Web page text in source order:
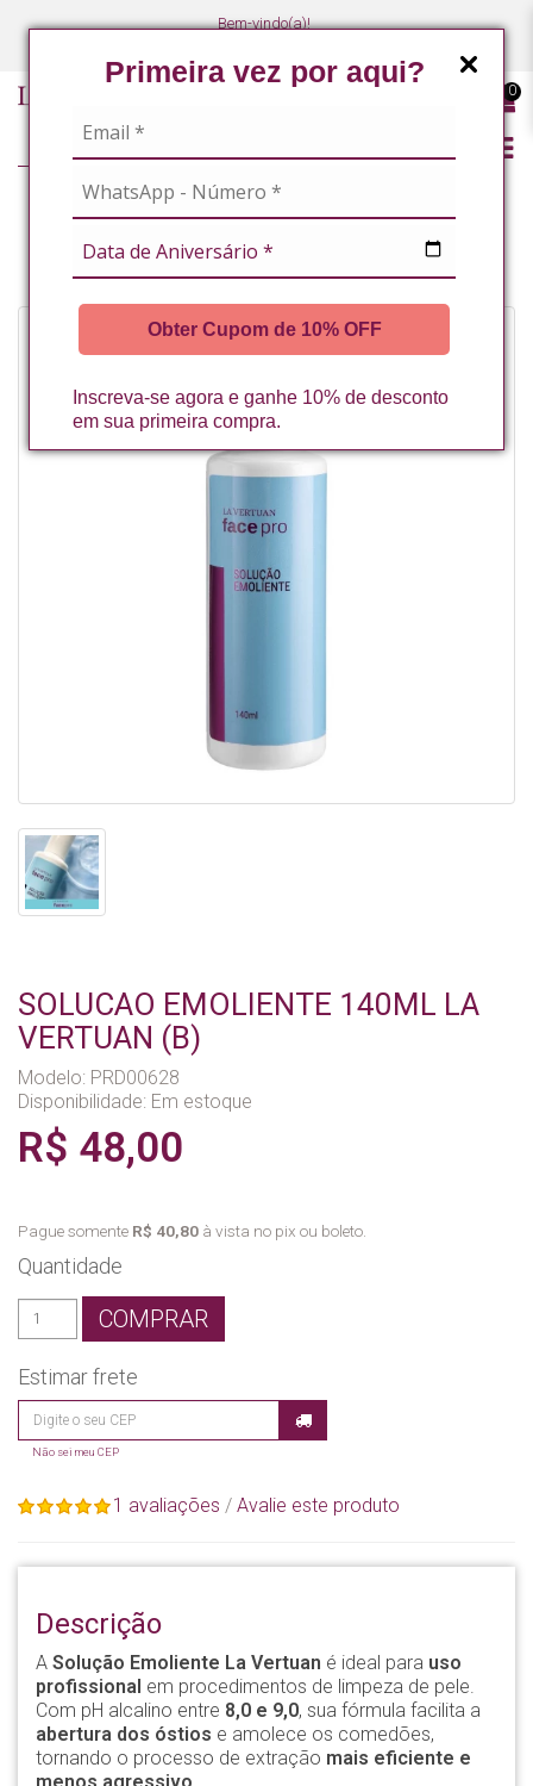
Primeira vez por aqui?
Obter Cupom de 10% OFF
Inscreva-se agora e ganhe 10% de desconto
em sua primeira compra.
Bem-vindo(a)!
0
SOLUCAO EMOLIENTE 140ML LA
VERTUAN (B)
Modelo: PRD00628
Disponibilidade: Em estoque
R$ 48,00
Pague somente R$ 40,80 à vista no pix ou boleto.
Quantidade
COMPRAR
Estimar frete
Não sei meu CEP
1 avaliações / Avalie este produto
Descrição
A Solução Emoliente La Vertuan é ideal para uso
profissional em procedimentos de limpeza de pele.
Com pH alcalino entre 8,0 e 9,0, sua fórmula facilita a
abertura dos óstios e amolece os comedões,
tornando o processo de extração mais eficiente e